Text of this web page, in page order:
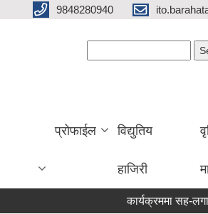
9848280940
प्रोफाईल विद्युतिय
हाजिरी
कार्यक्रममा सह-